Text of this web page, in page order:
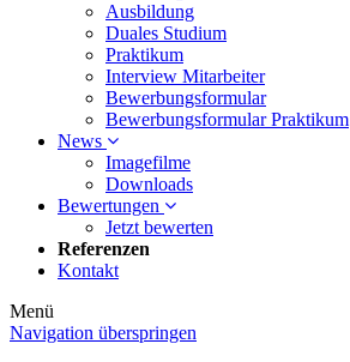
Ausbildung
Duales Studium
Praktikum
Interview Mitarbeiter
Bewerbungsformular
Bewerbungsformular Praktikum
News
Imagefilme
Downloads
Bewertungen
Jetzt bewerten
Referenzen
Kontakt
Menü
Navigation überspringen